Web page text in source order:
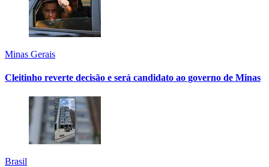
Minas Gerais
Cleitinho reverte decisão e será candidato ao governo de Minas
Brasil